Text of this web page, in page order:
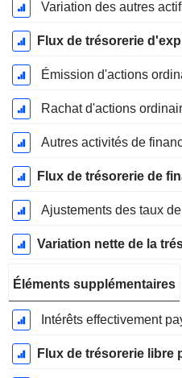
Variation des autres
Flux de trésorerie
Émission d'actions
Rachat d'actions
Autres activités de
Flux de trésorerie de
Ajustements des taux
Variation nette de la
Éléments supplémentaires
Intérêts effectivement